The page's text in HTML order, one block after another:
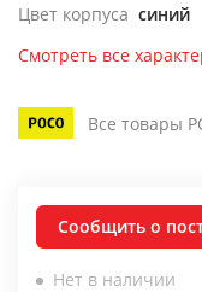
Цвет корпуса синий
Смотреть все
Все товары
Сообщить о
Нет в наличии